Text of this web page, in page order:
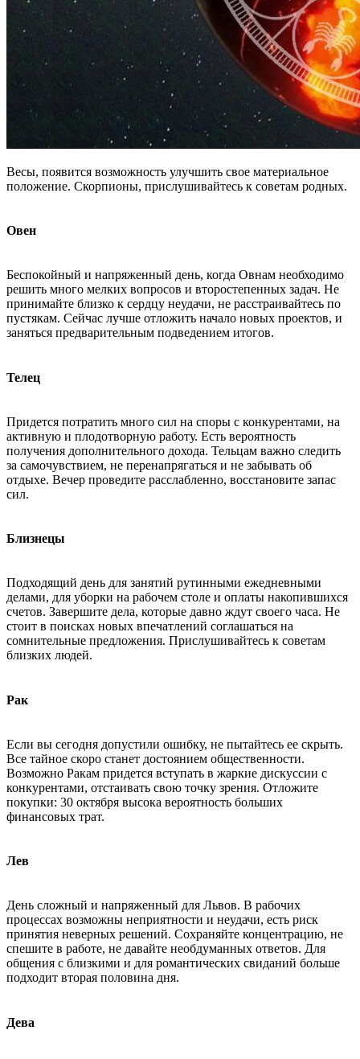
Весы, появится возможность улучшить свое материальное
положение. Скорпионы, прислушивайтесь к советам родных.
Овен
Беспокойный и напряженный день, когда Овнам необходимо
решить много мелких вопросов и второстепенных задач. Не
принимайте близко к сердцу неудачи, не расстраивайтесь по
пустякам. Сейчас лучше отложить начало новых проектов, и
заняться предварительным подведением итогов.
Телец
Придется потратить много сил на споры с конкурентами, на
активную и плодотворную работу. Есть вероятность
получения дополнительного дохода. Тельцам важно следить
за самочувствием, не перенапрягаться и не забывать об
отдыхе. Вечер проведите расслабленно, восстановите запас
сил.
Близнецы
Подходящий день для занятий рутинными ежедневными
делами, для уборки на рабочем столе и оплаты накопившихся
счетов. Завершите дела, которые давно ждут своего часа. Не
стоит в поисках новых впечатлений соглашаться на
сомнительные предложения. Прислушивайтесь к советам
близких людей.
Рак
Если вы сегодня допустили ошибку, не пытайтесь ее скрыть.
Все тайное скоро станет достоянием общественности.
Возможно Ракам придется вступать в жаркие дискуссии с
конкурентами, отстаивать свою точку зрения. Отложите
покупки: 30 октября высока вероятность больших
финансовых трат.
Лев
День сложный и напряженный для Львов. В рабочих
процессах возможны неприятности и неудачи, есть риск
принятия неверных решений. Сохраняйте концентрацию, не
спешите в работе, не давайте необдуманных ответов. Для
общения с близкими и для романтических свиданий больше
подходит вторая половина дня.
Дева